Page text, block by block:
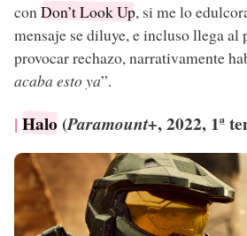
con Don’t Look Up, si me lo
mensaje se diluye, e incluso llega al
provocar rechazo, narrativamente
acaba esto ya”.
Halo (Paramount+, 2022, 1ª